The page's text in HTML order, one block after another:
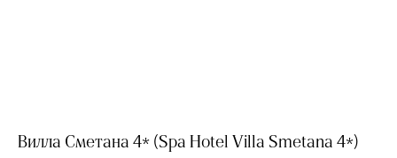
Вилла Сметана 4* (Spa Hotel Villa Smetana 4*)